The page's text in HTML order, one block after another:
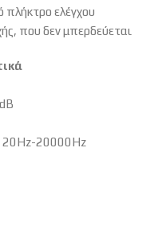
πλήκτρο ελέγχου
που δεν μπερδεύεται
20Hz-20000Hz